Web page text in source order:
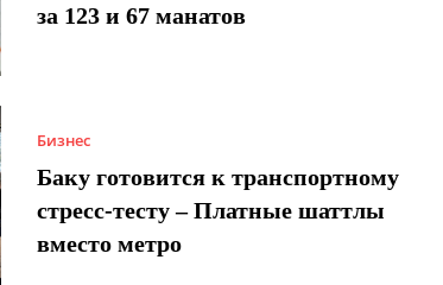
за 123 и 67 манатов
Бизнес
Баку готовится к транспортному
стресс-тесту – Платные шаттлы
вместо метро